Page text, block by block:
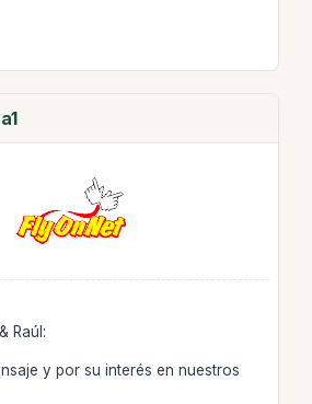
Raúl:
y por su interés en nuestros